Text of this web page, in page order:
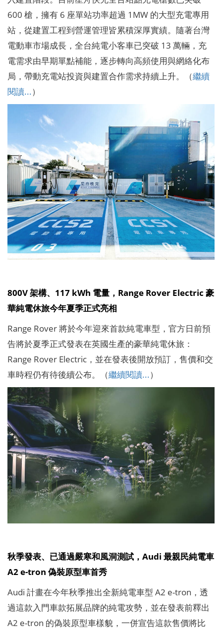
600 槍，擁有 6 座單站功率超過 1MW 的大型充電專用
站，從建置工程到營運管理皆累積深厚實績。隨著台灣
電動車市場成長，全台純電小客車已突破 13 萬輛，充
電需求由早期單點補能，逐步轉向高頻使用與網絡化布
局，帶動充電站投資與建置合作需求持續上升。（繼續
閱讀...）
800V 架構、117 kWh 電量，Range Rover Electric 豪
華純電休旅今年夏季正式亮相
Range Rover 將於今年迎來首款純電車型，官方日前預
告將於夏季正式發表在英國生產的豪華純電休旅：
Range Rover Electric，並在發表後開放預訂，售價和交
車時程仍有待後續公布。（繼續閱讀...）
秋季發表、已通過嚴寒和風洞測試，Audi 最親民純電車
A2 e-tron 偽裝原型車首秀
Audi 計畫在今年秋季推出全新純電車型 A2 e-tron，透
過這款入門車款拓展品牌的純電攻勢，並在發表前釋出
A2 e-tron 的偽裝原型車樣貌，一併宣告這款售價將比